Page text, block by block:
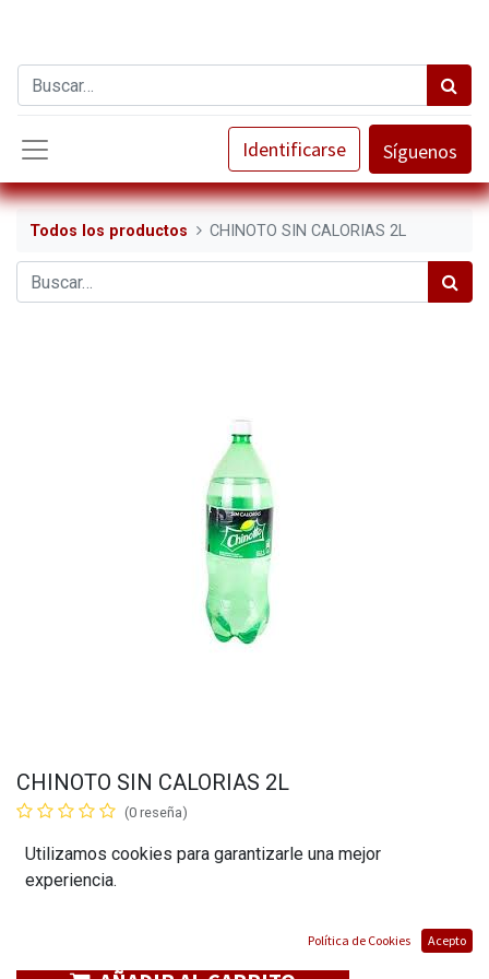
Identificarse Síguenos
Todos los productos CHINOTO SIN CALORIAS 2L
CHINOTO SIN CALORIAS 2L
(0 reseña)
$1,65
Utilizamos cookies para garantizarle una mejor
experiencia.
Política de Cookies Acepto